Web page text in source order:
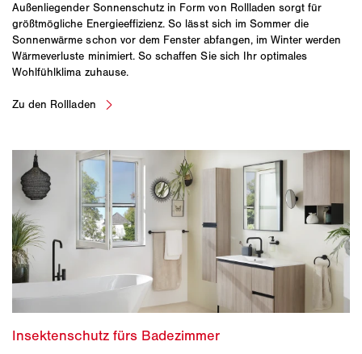
Außenliegender Sonnenschutz in Form von Rollladen sorgt für
größtmögliche Energieeffizienz. So lässt sich im Sommer die
Sonnenwärme schon vor dem Fenster abfangen, im Winter werden
Wärmeverluste minimiert. So schaffen Sie sich Ihr optimales
Wohlfühlklima zuhause.